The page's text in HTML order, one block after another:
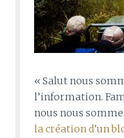
« Salut nous
l’information.
nous nous
la création d’un